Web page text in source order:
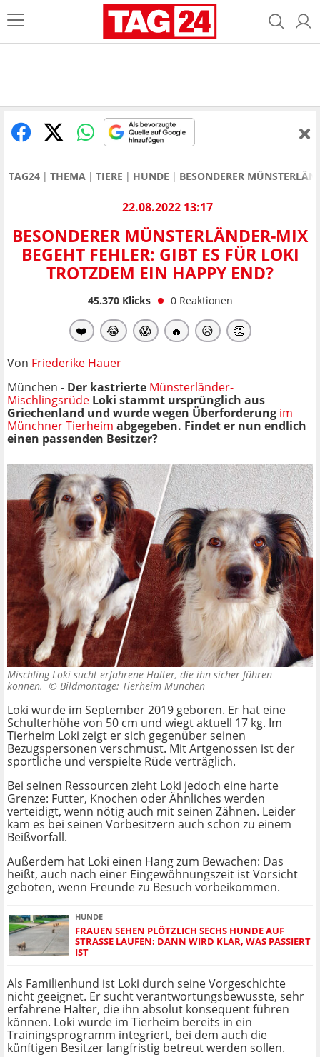
TAG24 THEMA TIERE HUNDE BESONDERER
22.08.2022 13:17
BESONDERER MÜNSTERLÄNDER-MIX
BEGEHT FEHLER: GIBT ES FÜR LOKI
TROTZDEM EIN HAPPY END?
45.370Klicks 0 Reaktionen
❤️ 😂 😱 🔥 😥 👏
Von Friederike Hauer
München - Der kastrierte Münsterländer-
Mischlingsrüde Loki stammt ursprünglich aus
Griechenland und wurde wegen Überforderung im
Münchner Tierheim abgegeben. Findet er nun endlich
einen passenden Besitzer?
Mischling Loki sucht erfahrene Halter, die ihn sicher führen
können. © Bildmontage: Tierheim München
Loki wurde im September 2019 geboren. Er hat eine
Schulterhöhe von 50 cm und wiegt aktuell 17 kg. Im
Tierheim Loki zeigt er sich gegenüber seinen
Bezugspersonen verschmust. Mit Artgenossen ist der
sportliche und verspielte Rüde verträglich.
Bei seinen Ressourcen zieht Loki jedoch eine harte
Grenze: Futter, Knochen oder Ähnliches werden
verteidigt, wenn nötig auch mit seinen Zähnen. Leider
kam es bei seinen Vorbesitzern auch schon zu einem
Beißvorfall.
Außerdem hat Loki einen Hang zum Bewachen: Das
heißt, auch nach einer Eingewöhnungszeit ist Vorsicht
geboten, wenn Freunde zu Besuch vorbeikommen.
HUNDE
FRAUEN SEHEN PLÖTZLICH SECHS HUNDE AUF
STRASSE LAUFEN: DANN WIRD KLAR, WAS PASSIERT I
ST
Als Familienhund ist Loki durch seine Vorgeschichte
nicht geeignet. Er sucht verantwortungsbewusste, sehr
erfahrene Halter, die ihn absolut konsequent führen
können. Loki wurde im Tierheim bereits in ein
Trainingsprogramm integriert, bei dem auch die
künftigen Besitzer langfristig betreut werden sollen.